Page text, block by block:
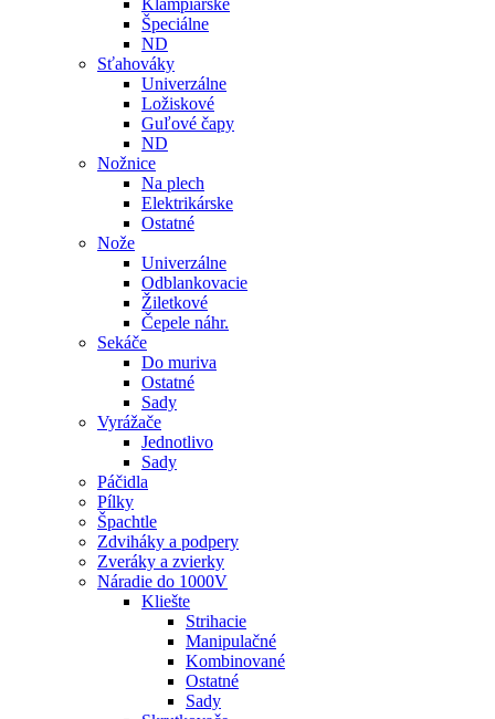
Klampiarske
Špeciálne
ND
Sťahováky
Univerzálne
Ložiskové
Guľové čapy
ND
Nožnice
Na plech
Elektrikárske
Ostatné
Nože
Univerzálne
Odblankovacie
Žiletkové
Čepele náhr.
Sekáče
Do muriva
Ostatné
Sady
Vyrážače
Jednotlivo
Sady
Páčidla
Pílky
Špachtle
Zdviháky a podpery
Zveráky a zvierky
Náradie do 1000V
Kliešte
Strihacie
Manipulačné
Kombinované
Ostatné
Sady